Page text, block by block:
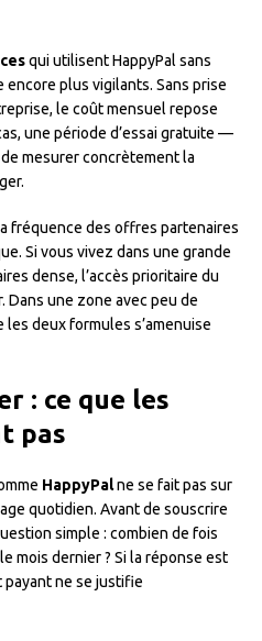
qui utilisent HappyPal sans
plus vigilants. Sans prise
le coût mensuel repose
une période d’essai gratuite —
mesurer concrètement la
fréquence des offres partenaires
Si vous vivez dans une grande
dense, l’accès prioritaire du
Dans une zone avec peu de
deux formules s’amenuise
: ce que les
pas
HappyPalne se fait pas sur
quotidien. Avant de souscrire
simple : combien de fois
mois dernier ? Si la réponse est
payant ne se justifie